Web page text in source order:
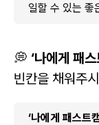
일할 수 있는 좋
💭 ‘나에게 패
빈칸을 채워주
‘나에게 패스트